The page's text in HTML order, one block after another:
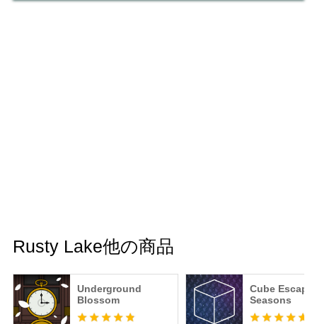
Rusty Lake他の商品
Underground
Blossom
Cube Escape:
Seasons